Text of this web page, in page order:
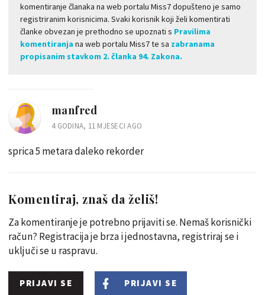
komentiranje članaka na web portalu Miss7 dopušteno je samo
registriranim korisnicima. Svaki korisnik koji želi komentirati
članke obvezan je prethodno se upoznati s Pravilima
komentiranja na web portalu Miss7 te sa zabranama
propisanim stavkom 2. članka 94. Zakona.
manfred
4 GODINA, 11 MJESECI AGO
sprica 5 metara daleko rekorder
Komentiraj, znaš da želiš!
Za komentiranje je potrebno prijaviti se. Nemaš korisnički
račun? Registracija je brza i jednostavna, registriraj se i
uključi se u raspravu.
PRIJAVI SE PRIJAVI SE